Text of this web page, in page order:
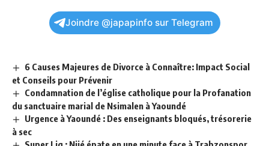
Joindre @japapinfo sur Telegram
6 Causes Majeures de Divorce à Connaître: Impact Social
et Conseils pour Prévenir
Condamnation de l’église catholique pour la Profanation
du sanctuaire marial de Nsimalen à Yaoundé
Urgence à Yaoundé : Des enseignants bloqués, trésorerie
à sec